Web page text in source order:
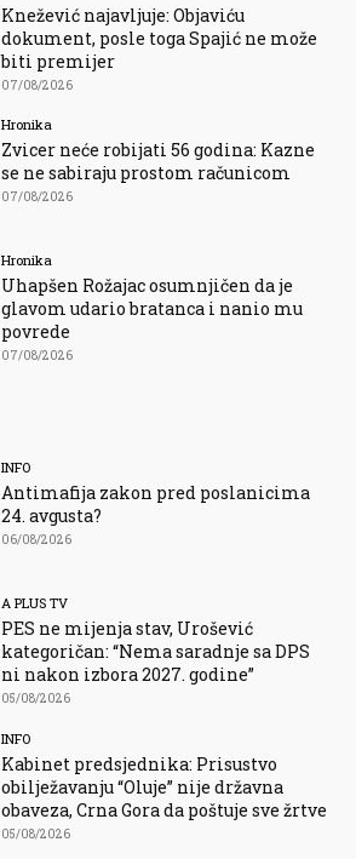
Knežević najavljuje: Objaviću
dokument, posle toga Spajić ne može
biti premijer
07/08/2026
Hronika
Zvicer neće robijati 56 godina: Kazne
se ne sabiraju prostom računicom
07/08/2026
Hronika
Uhapšen Rožajac osumnjičen da je
glavom udario bratanca i nanio mu
povrede
07/08/2026
INFO
Antimafija zakon pred poslanicima
24. avgusta?
06/08/2026
A PLUS TV
PES ne mijenja stav, Urošević
kategoričan: “Nema saradnje sa DPS
ni nakon izbora 2027. godine”
05/08/2026
INFO
Kabinet predsjednika: Prisustvo
obilježavanju “Oluje” nije državna
obaveza, Crna Gora da poštuje sve žrtve
05/08/2026